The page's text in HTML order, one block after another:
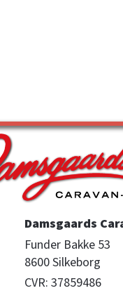
Damsgaards
Funder Bakke 53
8600 Silkeborg
CVR: 37859486